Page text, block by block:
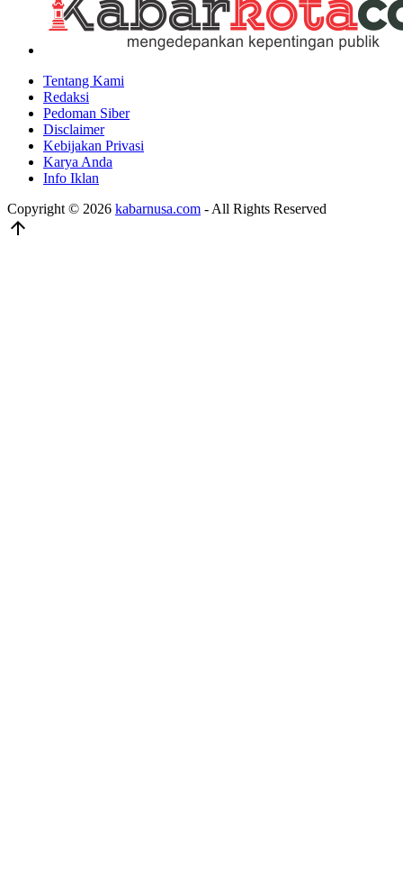
Tentang Kami
Redaksi
Pedoman Siber
Disclaimer
Kebijakan Privasi
Karya Anda
Info Iklan
Copyright © 2026 kabarnusa.com - All Rights Reserved
arrow_upward